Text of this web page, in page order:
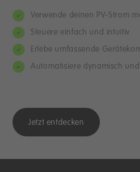
Verwende deinen PV-Strom
Steuere einfach und intuitiv
Erlebe umfassende
Automatisiere dynamisch
Jetzt entdecken